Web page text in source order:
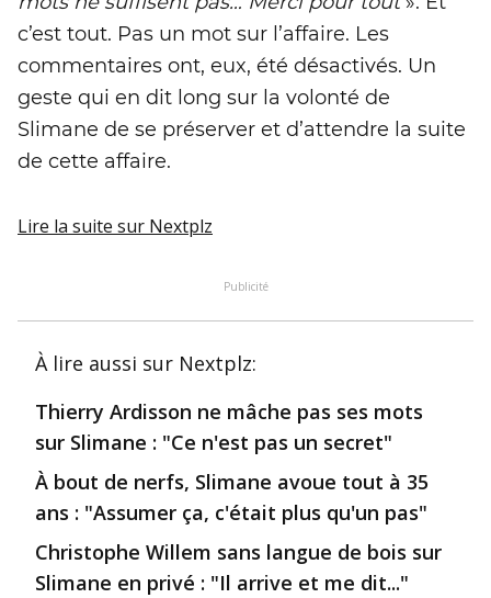
c’est tout. Pas un mot sur l’affaire. Les
commentaires ont, eux, été désactivés. Un
geste qui en dit long sur la volonté de
Slimane de se préserver et d’attendre la suite
de cette affaire.
Lire la suite sur Nextplz
Publicité
À lire aussi sur Nextplz:
Thierry Ardisson ne mâche pas ses mots
sur Slimane : "Ce n'est pas un secret"
À bout de nerfs, Slimane avoue tout à 35
ans : "Assumer ça, c'était plus qu'un pas"
Christophe Willem sans langue de bois sur
Slimane en privé : "Il arrive et me dit..."